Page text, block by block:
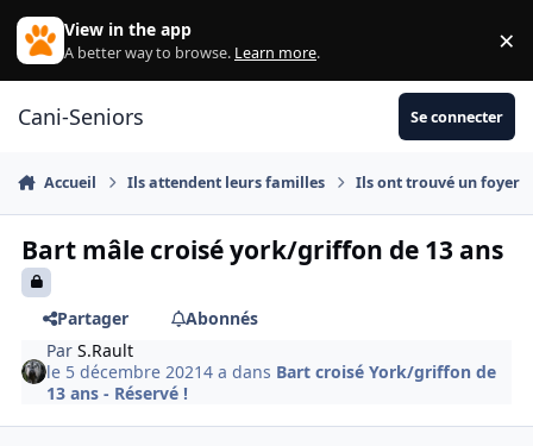
Aller au contenu
View in the app
A better way to browse. Learn more. ×
Cani-Seniors Se connecter
Accueil Ils attendent leurs familles Ils ont trouvé un foyer
Bart mâle croisé york/griffon de 13 ans
Partager
Abonnés
ParS.Rault
le 5 décembre 20214 a dans Bart croisé York/griffon de
13 ans - Réservé !